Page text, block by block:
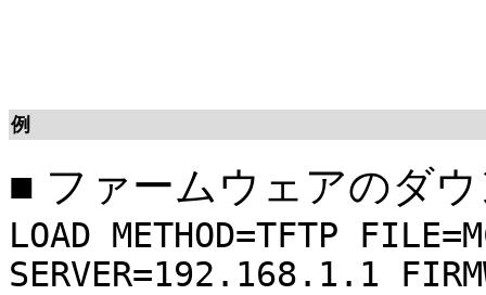
例
■ ファームウェアのダ
LOAD METHOD=TFTP
SERVER=192.168.1.1